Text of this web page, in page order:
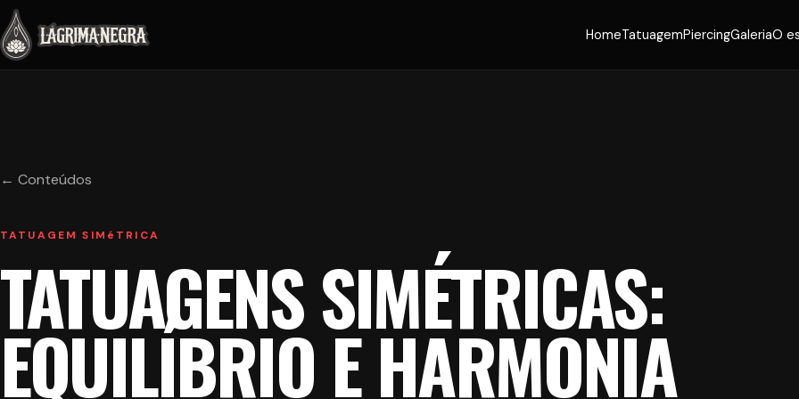
HomeTatuagemPiercingGaleriaO
← Conteúdos
TATUAGEM SIMéTRICA
TATUAGENS SIMÉTRICAS:
EQUILÍBRIO E HARMONIA